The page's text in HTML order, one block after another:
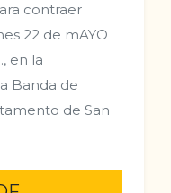
contraer
22 de mAYO
en la
Banda de
de San